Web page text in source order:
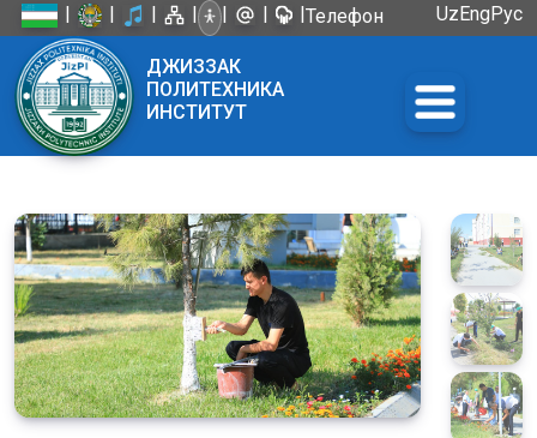
| | | | | | |Телефон
UzEngРус
ДЖИЗЗАК
ПОЛИТЕХНИКА
ИНСТИТУТ